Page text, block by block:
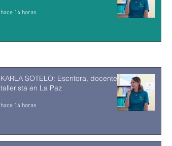
hace 14 horas
KARLA SOTELO: Escritora, docente y
tallerista en La Paz
hace 14 horas